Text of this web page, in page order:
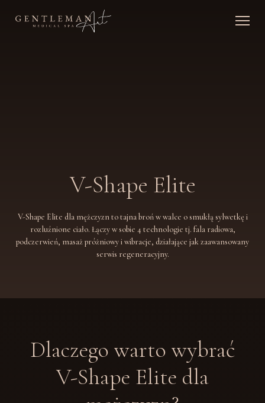
V-Shape Elite
V-Shape Elite dla mężczyzn to tajna broń w walce o smukłą sylwetkę i
rozluźnione ciało. Łączy w sobie 4 technologie tj. fala radiowa,
podczerwień, masaż próżniowy i wibracje, działające jak zaawansowany
serwis regeneracyjny.
Dlaczego warto wybrać
V-Shape Elite dla